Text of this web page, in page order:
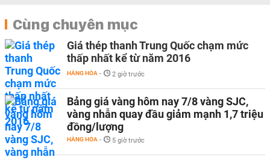
Cùng chuyên mục
Giá thép thanh Trung Quốc chạm mức
thấp nhất kể từ năm 2016
HÀNG HÓA - 2 giờ trước
Bảng giá vàng hôm nay 7/8 vàng SJC,
vàng nhẫn quay đầu giảm mạnh 1,7 triệu
đồng/lượng
HÀNG HÓA - 5 giờ trước